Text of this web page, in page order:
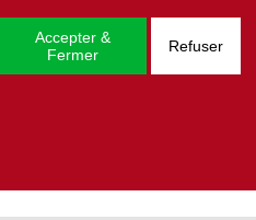
Se connecter
Accepter &
Fermer
Refuser